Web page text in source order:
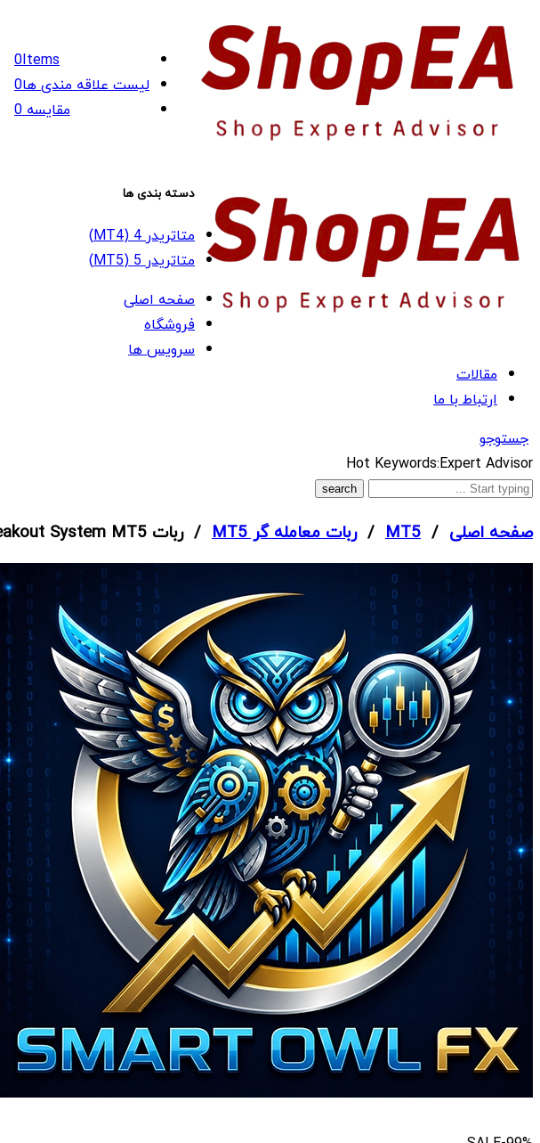
0Items
لیست علاقه مندی ها0
مقایسه0
دسته بندی ها
متاتریدر 4 (MT4)
متاتریدر 5 (MT5)
صفحه اصلی
فروشگاه
سرویس ها
مقالات
ارتباط با ما
جستوجو
What
are
looking
for?
Hot Keywords:Expert Advisor
صفحه اصلی /
MT5
/ربات معامله گر MT5 / ربات Ultimate Breakout System MT5